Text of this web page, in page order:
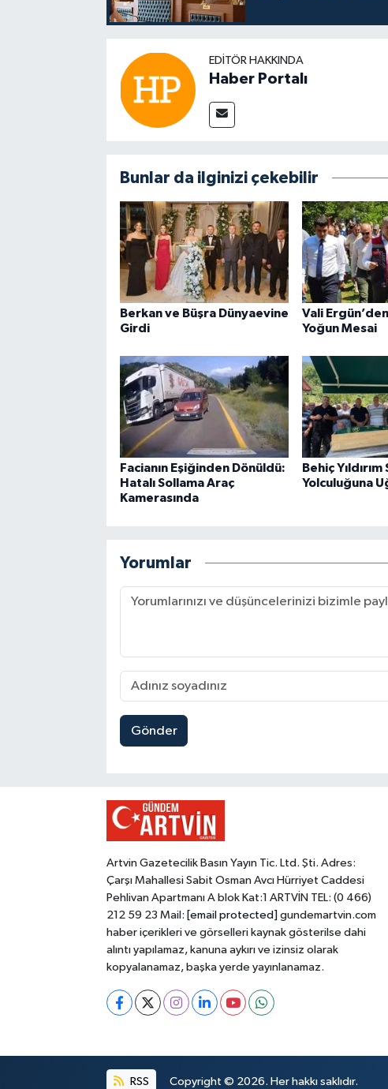
EDITÖR HAKKINDA
Haber Portalı
Bunlar da ilginizi çekebilir
Berkan ve Büşra Dünyaevine
Girdi
Vali
Yoğun Mesai
Facianın Eşiğinden Dönüldü:
Hatalı Sollama Araç
Kamerasında
Behiç Yıldırım
Yolculuğuna
Yorumlar
Gönder
Artvin Gazetecilik Basın Yayın Tic. Ltd. Şti. Adres:
Çarşı Mahallesi Sabit Osman Avcı Hürriyet Caddesi
Pehlivan Apartmanı A blok Kat:1 ARTVİN TEL: (0 466)
212 59 23 Mail: [email protected] gundemartvin.com
haber içerikleri ve görselleri kaynak gösterilse dahi
alıntı yapılamaz, kanuna aykırı ve izinsiz olarak
kopyalanamaz, başka yerde yayınlanamaz.
RSS Copyright © 2026. Her hakkı saklıdır.